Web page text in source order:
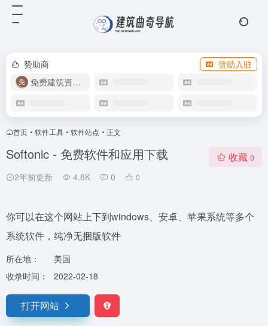
赞助商
赞助入驻
免费建筑资源库
首页 • 软件工具 • 软件站点 • 正文
Softonic - 免费软件和应用下载
2年前更新 4.8K 0 0
收藏 0
你可以在这个网站上下到windows、安卓、苹果系统等多个
系统软件，纯净无捆版软件
所在地：
美国
收录时间：
2022-02-18
打开网站